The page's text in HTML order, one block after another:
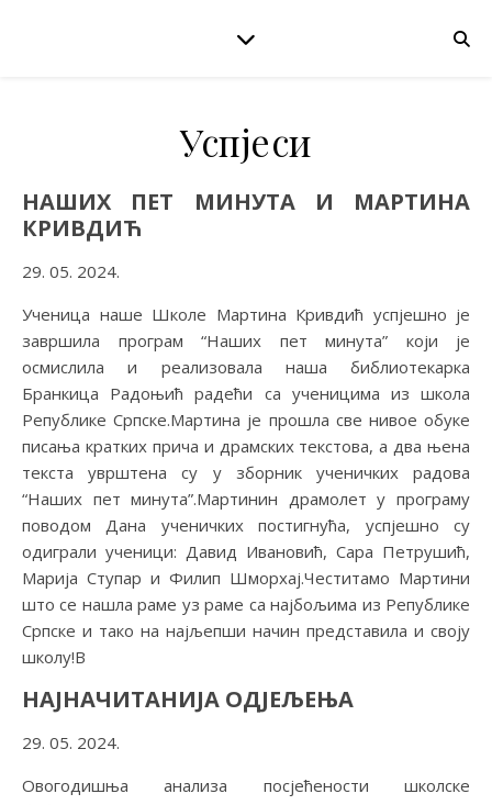
Успјеси
НАШИХ ПЕТ МИНУТА И МАРТИНА
КРИВДИЋ
29. 05. 2024.
Ученица наше Школе Мартина Кривдић успјешно је
завршила програм “Наших пет минута” који је
осмислила и реализовала наша библиотекарка
Бранкица Радоњић радећи са ученицима из школа
Републике Српске.Мартина је прошла све нивое обуке
писања кратких прича и драмских текстова, а два њена
текста уврштена су у зборник ученичких радова
“Наших пет минута”.Мартинин драмолет у програму
поводом Дана ученичких постигнућа, успјешно су
одиграли ученици: Давид Ивановић, Сара Петрушић,
Марија Ступар и Филип Шморхај.Честитамо Мартини
што се нашла раме уз раме са најбољима из Републике
Српске и тако на најљепши начин представила и своју
школу!В
НАЈНАЧИТАНИЈА ОДЈЕЉЕЊА
29. 05. 2024.
Овогодишња анализа посјећености школске